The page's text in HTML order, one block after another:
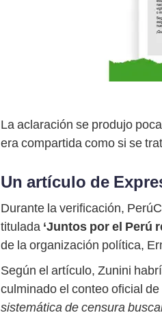
La aclaración se produjo
era compartida como si se
Un artículo de
Durante la verificación,
titulada ‘Juntos por el Perú
de la organización política,
Según el artículo, Zunini
culminado el conteo oficial
sistemática de censura